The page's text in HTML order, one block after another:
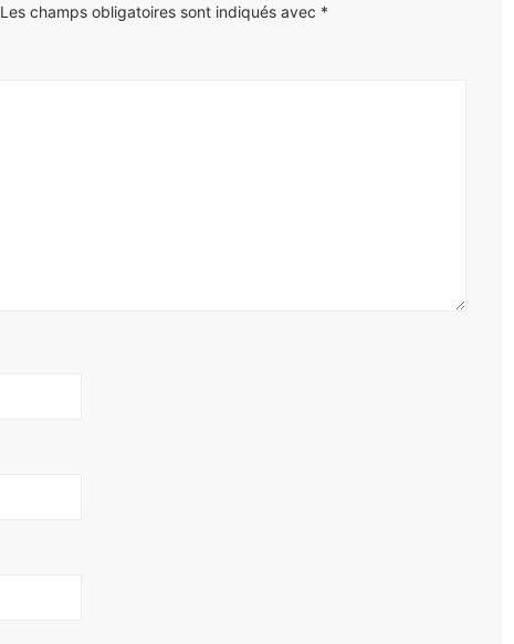
Les champs obligatoires sont indiqués avec *